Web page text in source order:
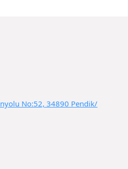
No:52, 34890 Pendik/